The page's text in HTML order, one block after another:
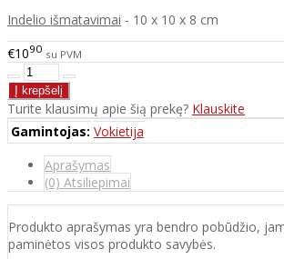
Indelio išmatavimai - 10 x 10 x 8 cm
€1090 su PVM
Turite klausimų apie šią prekę? Klauskite
Gamintojas: Vokietija
Aprašymas
(0) Atsiliepimai
Produkto aprašymas yra bendro pobūdžio,
paminėtos visos produkto savybės.